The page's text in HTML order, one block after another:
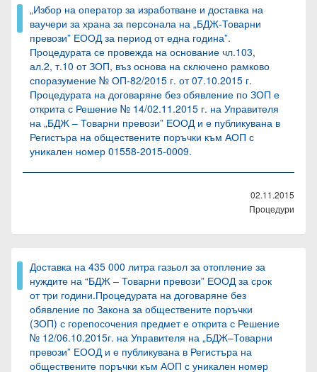
„Избор на оператор за изработване и доставка на
ваучери за храна за персонала на „БДЖ-Товарни
превози” ЕООД за период от една година”.
Процедурата се провежда на основание чл.103,
ал.2, т.10 от ЗОП, въз основа на сключено рамково
споразумение № ОП-82/2015 г. от 07.10.2015 г.
Процедурата на договаряне без обявление по ЗОП е
открита с Решение № 14/02.11.2015 г. на Управителя
на „БДЖ – Товарни превози” ЕООД и е публикувана в
Регистъра на обществените поръчки към АОП с
уникален номер 01558-2015-0009.
02.11.2015
Процедури
Доставка на 435 000 литра газьол за отопление за
нуждите на “БДЖ – Товарни превози” ЕООД за срок
от три години.Процедурата на договаряне без
обявление по Закона за обществените поръчки
(ЗОП) с горепосочения предмет е открита с Решение
№ 12/06.10.2015г. на Управителя на „БДЖ–Товарни
превози” ЕООД и е публикувана в Регистъра на
обществените поръчки към АОП с уникален номер